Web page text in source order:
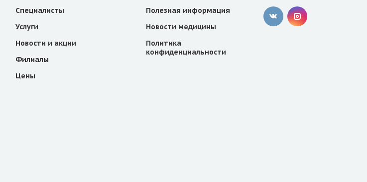
Специалисты
Услуги
Новости и акции
Филиалы
Цены
Полезная информация
Новости медицины
Политика
конфиденциальности